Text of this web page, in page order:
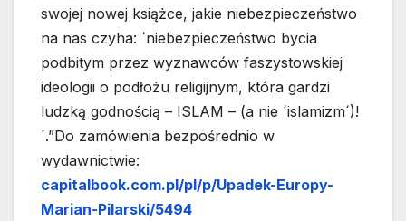
swojej nowej książce, jakie niebezpieczeństwo
na nas czyha: ´niebezpieczeństwo bycia
podbitym przez wyznawców faszystowskiej
ideologii o podłożu religijnym, która gardzi
ludzką godnością – ISLAM – (a nie ´islamizm´)!
´.”Do zamówienia bezpośrednio w
wydawnictwie:
capitalbook.com.pl/pl/p/Upadek-Europy-
Marian-Pilarski/5494